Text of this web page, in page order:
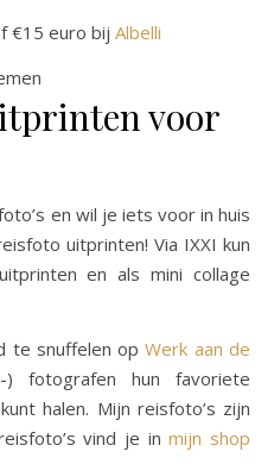
€15 euro bij Albelli
voor
en wil je iets voor in huis
uitprinten! Via IXXI kun
en als mini collage
te snuffelen opWerk aan de
fotografen hun favoriete
halen. Mijn reisfoto’s zijn
vind je inmijn shop